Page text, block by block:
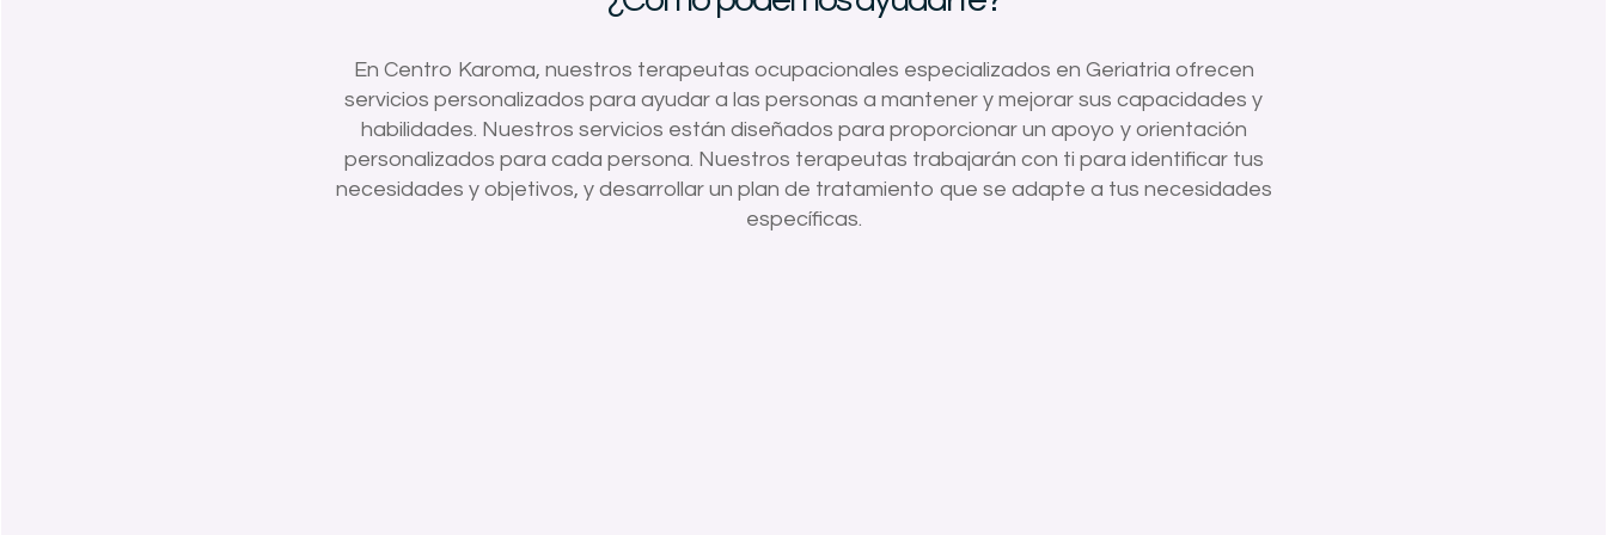
En Centro Karoma, nuestros terapeutas ocupacionales especializados en Geriatria ofrecen
servicios personalizados para ayudar a las personas a mantener y mejorar sus capacidades y
habilidades. Nuestros servicios están diseñados para proporcionar un apoyo y orientación
personalizados para cada persona. Nuestros terapeutas trabajarán con ti para identificar tus
necesidades y objetivos, y desarrollar un plan de tratamiento que se adapte a tus necesidades
específicas.